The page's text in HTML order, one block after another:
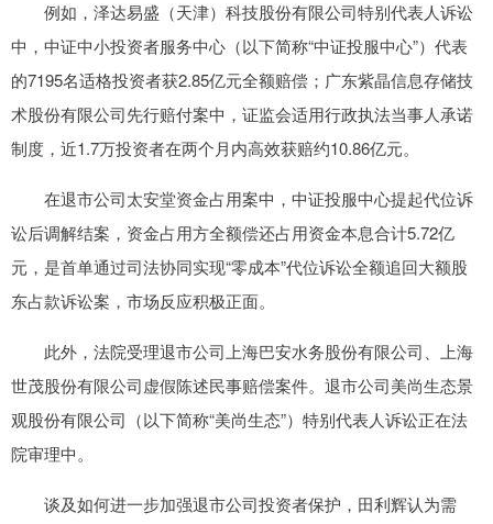
例如，泽达易盛（天津）科技股份有限公司特别代表人诉讼
中，中证中小投资者服务中心（以下简称“中证投服中心”）代表
的7195名适格投资者获2.85亿元全额赔偿；广东紫晶信息存储技
术股份有限公司先行赔付案中，证监会适用行政执法当事人承诺
制度，近1.7万投资者在两个月内高效获赔约10.86亿元。
在退市公司太安堂资金占用案中，中证投服中心提起代位诉
讼后调解结案，资金占用方全额偿还占用资金本息合计5.72亿
元，是首单通过司法协同实现“零成本”代位诉讼全额追回大额股
东占款诉讼案，市场反应积极正面。
此外，法院受理退市公司上海巴安水务股份有限公司、上海
世茂股份有限公司虚假陈述民事赔偿案件。退市公司美尚生态景
观股份有限公司（以下简称“美尚生态”）特别代表人诉讼正在法
院审理中。
谈及如何进一步加强退市公司投资者保护，田利辉认为需